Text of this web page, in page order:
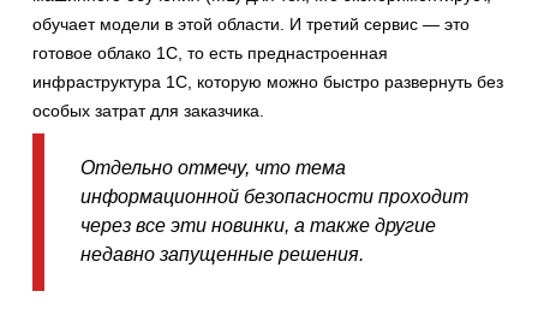
обучает модели в этой области. И третий сервис — это
готовое облако 1С, то есть преднастроенная
инфраструктура 1С, которую можно быстро развернуть без
особых затрат для заказчика.
Отдельно отмечу, что тема
информационной безопасности проходит
через все эти новинки, а также другие
недавно запущенные решения.